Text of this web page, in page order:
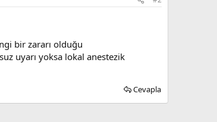
bir zararı olduğu
uyarı yoksa lokal anestezik
Cevapla